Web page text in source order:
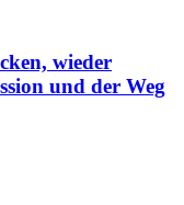
wieder
und der Weg